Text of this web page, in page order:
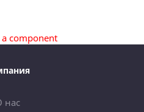
component
нас